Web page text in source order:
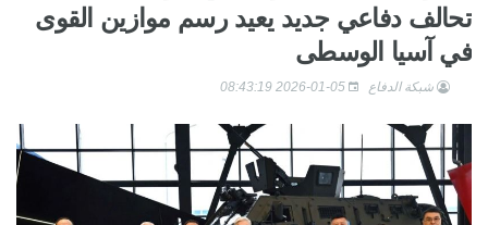
تحالف دفاعي جديد يعيد رسم موازين القوى
في آسيا الوسطى
شبكة الدفاع